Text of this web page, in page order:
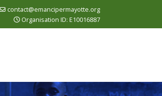
contact@emancipermayotte.org
Organisation ID: E10016887